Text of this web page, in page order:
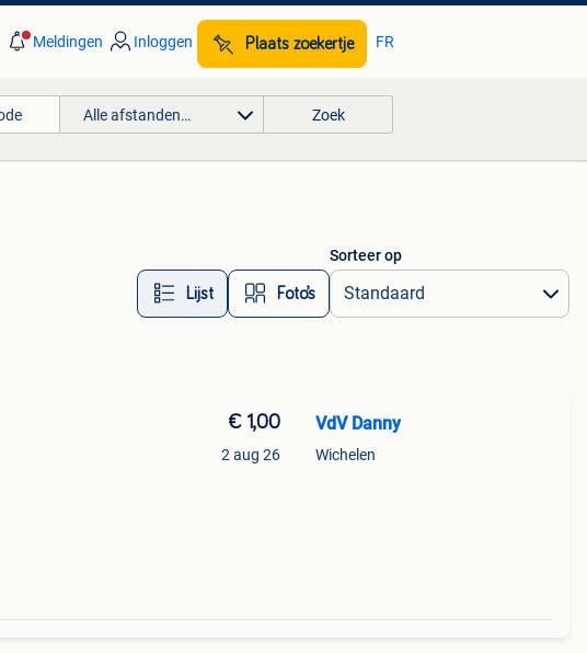
Meldingen Inloggen Plaats zoekertje FR
Alle afstanden… Zoek
Lijst Foto’s
Sorteer op
€ 1,00
2 aug 26
VdV Danny
Wichelen